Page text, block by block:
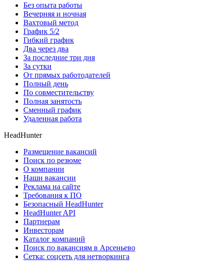
Без опыта работы
Вечерняя и ночная
Вахтовый метод
График 5/2
Гибкий график
Два через два
За последние три дня
За сутки
От прямых работодателей
Полный день
По совместительству
Полная занятость
Сменный график
Удаленная работа
HeadHunter
Размещение вакансий
Поиск по резюме
О компании
Наши вакансии
Реклама на сайте
Требования к ПО
Безопасный HeadHunter
HeadHunter API
Партнерам
Инвесторам
Каталог компаний
Поиск по вакансиям в Арсеньево
Сетка: соцсеть для нетворкинга